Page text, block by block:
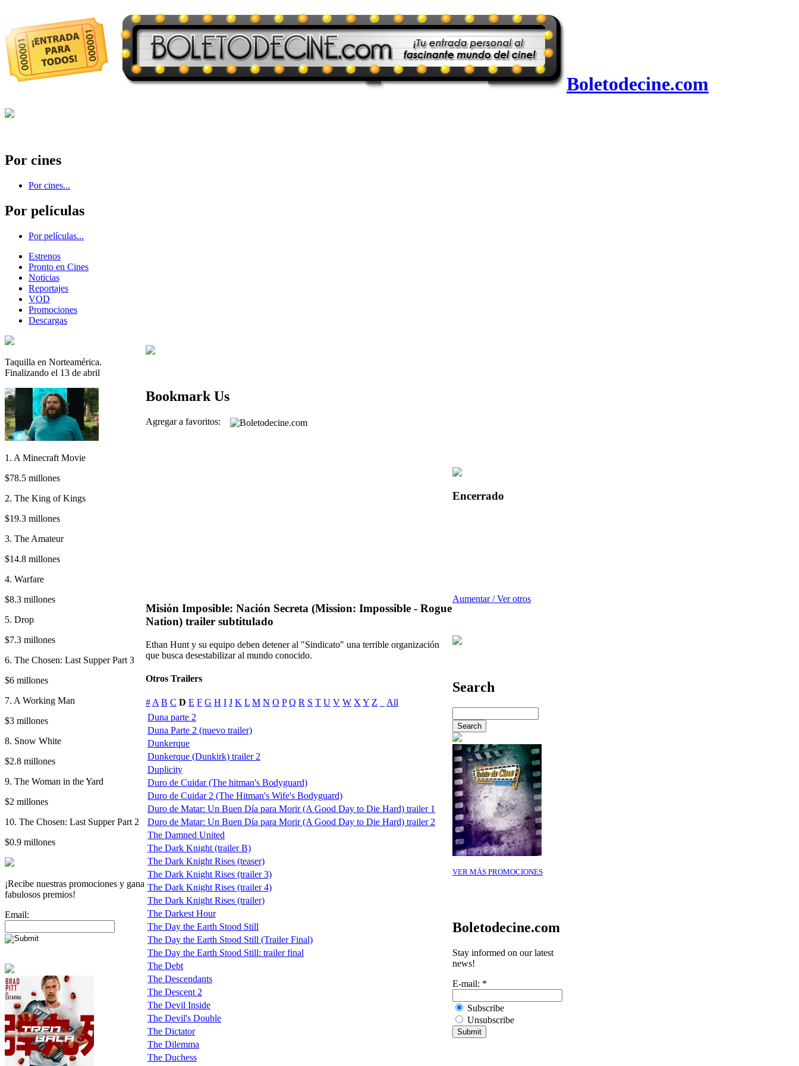
Boletodecine.com
Por cines
Por cines...
Por películas
Por películas...
Estrenos
Pronto en Cines
Noticias
Reportajes
VOD
Promociones
Descargas
Taquilla en Norteamérica.
Finalizando el 13 de abril
1. A Minecraft Movie
$78.5 millones
2. The King of Kings
$19.3 millones
3. The Amateur
$14.8 millones
4. Warfare
$8.3 millones
5. Drop
$7.3 millones
6. The Chosen: Last Supper Part 3
$6 millones
7. A Working Man
$3 millones
8. Snow White
$2.8 millones
9. The Woman in the Yard
$2 millones
10. The Chosen: Last Supper Part 2
$0.9 millones
¡Recibe nuestras promociones y gana
fabulosos premios!
Email:
Bookmark Us
Agregar a favoritos:
Misión Imposible: Nación Secreta (Mission: Impossible - Rogue
Nation) trailer subtitulado
Ethan Hunt y su equipo deben detener al "Sindicato" una terrible organización
que busca desestabilizar al mundo conocido.
Otros Trailers
# A B C D E F G H I J K L M N O P Q R S T U V W X Y Z
All
Duna parte 2
Duna Parte 2 (nuevo trailer)
Dunkerque
Dunkerque (Dunkirk) trailer 2
Duplicity
Duro de Cuidar (The hitman's Bodyguard)
Duro de Cuidar 2 (The Hitman's Wife's Bodyguard)
Duro de Matar: Un Buen Día para Morir (A Good Day to Die Hard) trailer 1
Duro de Matar: Un Buen Día para Morir (A Good Day to Die Hard) trailer 2
The Damned United
The Dark Knight (trailer B)
The Dark Knight Rises (teaser)
The Dark Knight Rises (trailer 3)
The Dark Knight Rises (trailer 4)
The Dark Knight Rises (trailer)
The Darkest Hour
The Day the Earth Stood Still
The Day the Earth Stood Still (Trailer Final)
The Day the Earth Stood Still: trailer final
The Debt
The Descendants
The Descent 2
The Devil Inside
The Devil's Double
The Dictator
The Dilemma
The Duchess
Encerrado
Aumentar / Ver otros
Search
VER MÁS PROMOCIONES
Boletodecine.com
Stay informed on our latest
news!
E-mail: *
Subscribe
Unsubscribe